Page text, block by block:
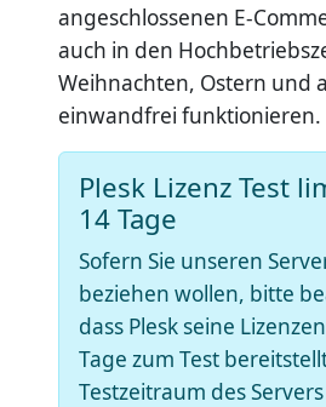
angeschlossenen E-
auch in den
Weihnachten, Ostern und
einwandfrei funktionieren.
Plesk Lizenz Test
14 Tage
Sofern Sie unseren
beziehen wollen, bitte
dass Plesk seine
Tage zum Test
Testzeitraum des